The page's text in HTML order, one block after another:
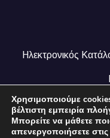
Ηλεκτρονικός
© 2024 COPYRIGHT
Χρησιμοποιούμε
βέλτιστη εμπειρία
Μπορείτε να μάθετε
απενεργοποιήσετε στις